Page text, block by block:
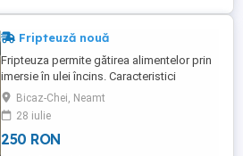
Fripteuză nouă
Fripteuza permite gătirea alimentelor prin
imersie în ulei încins. Caracteristici
principale: Control al temperaturii pentru
prăjire precisă Capac și sistem de
siguranță împotriva stropirii Coș detașabil
pentru manipulare ușoară Curățare simplă
Bicaz-Chei, Neamt
28 iulie
250 RON